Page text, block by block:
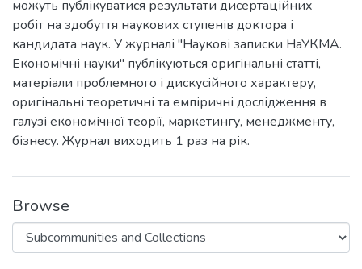
можуть публікуватися результати дисертаційних
робіт на здобуття наукових ступенів доктора і
кандидата наук. У журналі "Наукові записки НаУКМА.
Економічні науки" публікуються оригінальні статті,
матеріали проблемного і дискусійного характеру,
оригінальні теоретичні та емпіричні дослідження в
галузі економічної теорії, маркетингу, менеджменту,
бізнесу. Журнал виходить 1 раз на рік.
Browse